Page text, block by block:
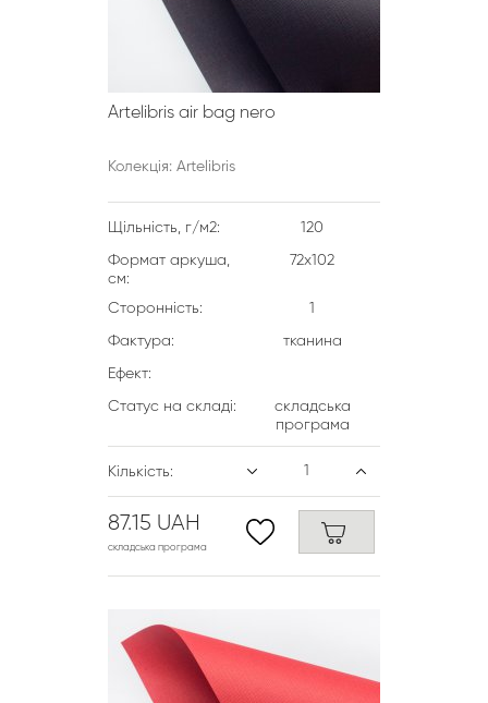
Artelibris air bag nero
Колекція: Artelibris
Щільність, г/м2: 120
Формат аркуша,
см:
72х102
Сторонність: 1
Фактура: тканина
Ефект:
Статус на складі:
складська
програма
Кількість:
87.15 UAH
складська програма